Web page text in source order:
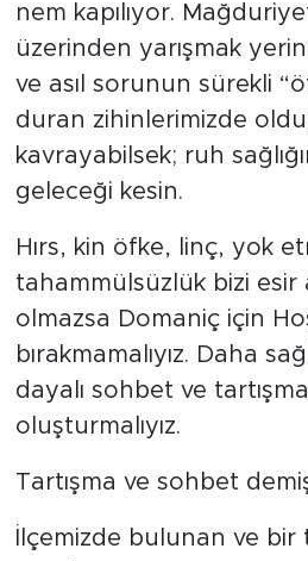
nem kapılıyor.
üzerinden yarışmak
ve asıl sorunun sürekli
duran zihinlerimizde
kavrayabilsek; ruh
geleceği kesin.
Hırs, kin öfke, linç, yok
tahammülsüzlük bizi esir
olmazsa Domaniç için
bırakmamalıyız. Daha
dayalı sohbet ve
oluşturmalıyız.
Tartışma ve sohbet
İlçemizde bulunan ve